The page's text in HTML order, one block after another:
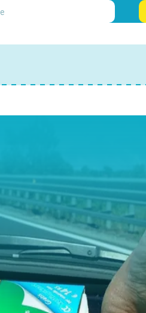
Schweiz
Informationen
Niederlande